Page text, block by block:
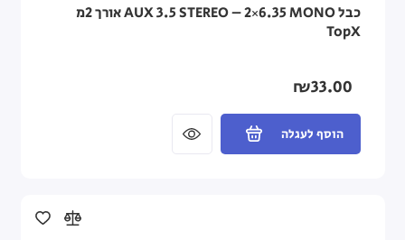
כבל AUX 3.5 STEREO – 2×6.35 MONO אורך 2מ
TopX
₪33.00
הוסף לעגלה